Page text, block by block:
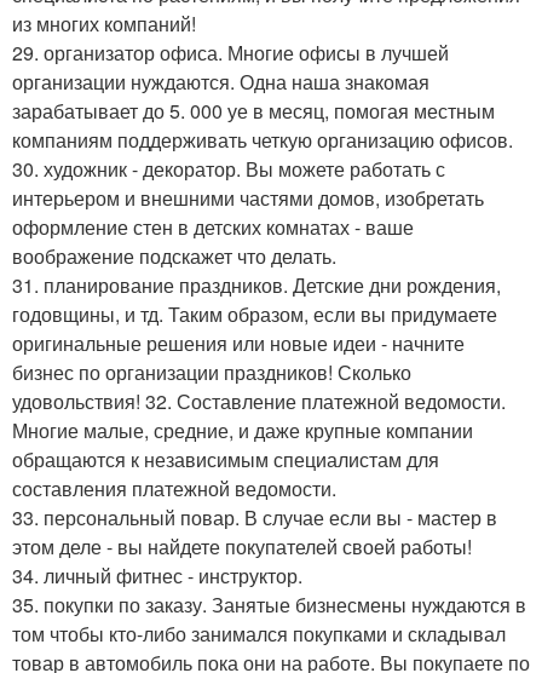
из многих компаний!
29. организатор офиса. Многие офисы в лучшей
организации нуждаются. Одна наша знакомая
зарабатывает до 5. 000 уе в месяц, помогая местным
компаниям поддерживать четкую организацию офисов.
30. художник - декоратор. Вы можете работать с
интерьером и внешними частями домов, изобретать
оформление стен в детских комнатах - ваше
воображение подскажет что делать.
31. планирование праздников. Детские дни рождения,
годовщины, и тд. Таким образом, если вы придумаете
оригинальные решения или новые идеи - начните
бизнес по организации праздников! Сколько
удовольствия! 32. Составление платежной ведомости.
Многие малые, средние, и даже крупные компании
обращаются к независимым специалистам для
составления платежной ведомости.
33. персональный повар. В случае если вы - мастер в
этом деле - вы найдете покупателей своей работы!
34. личный фитнес - инструктор.
35. покупки по заказу. Занятые бизнесмены нуждаются в
том чтобы кто-либо занимался покупками и складывал
товар в автомобиль пока они на работе. Вы покупаете по